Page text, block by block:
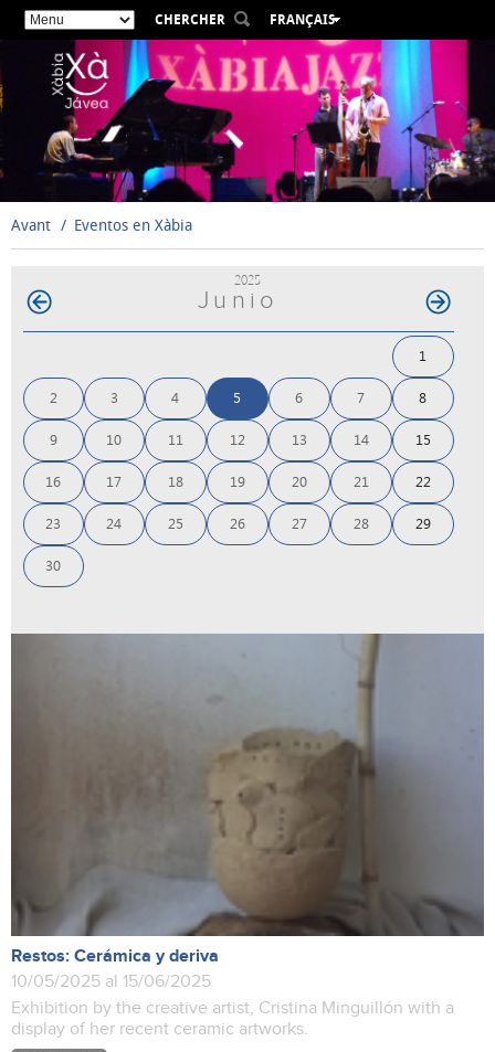
CHERCHER
FRANÇAIS
ESPAÑOL
VALENCIÀ
ENGLISH
DEUTSCH
РУССКИЙ
Avant Eventos en Xàbia
2025
Junio
1
2 3 4 5 6 7 8
9 10 11 12 13 14 15
16 17 18 19 20 21 22
23 24 25 26 27 28 29
30
Restos: Cerámica y deriva
10/05/2025 al 15/06/2025
Exhibition by the creative artist, Cristina Minguillón with a
display of her recent ceramic artworks.